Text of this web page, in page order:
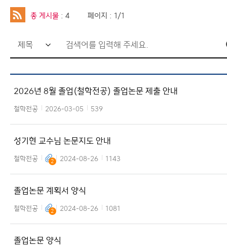
총 게시물 : 4 페이지 : 1/1
검
색
어
입
력
창
2026년 8월 졸업(철학전공) 졸업논문 제출 안내
철학전공 2026-03-05 539
성기현 교수님 논문지도 안내
철학전공 2 2024-08-26 1143
졸업논문 계획서 양식
철학전공 2 2024-08-26 1081
졸업논문 양식